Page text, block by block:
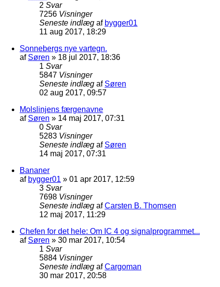
2 Svar
7256 Visninger
Seneste indlæg af bygger01
11 aug 2017, 18:29
Sonnebergs nye vartegn.
af Søren » 18 jul 2017, 18:36
1 Svar
5847 Visninger
Seneste indlæg af Søren
02 aug 2017, 09:57
Molslinjens færgenavne
af Søren » 14 maj 2017, 07:31
0 Svar
5283 Visninger
Seneste indlæg af Søren
14 maj 2017, 07:31
Bananer
af bygger01 » 01 apr 2017, 12:59
3 Svar
7698 Visninger
Seneste indlæg afCarsten B. Thomsen
12 maj 2017, 11:29
Chefen for det hele: Om IC 4 og signalprogrammet...
af Søren » 30 mar 2017, 10:54
1 Svar
5884 Visninger
Seneste indlæg afCargoman
30 mar 2017, 20:58